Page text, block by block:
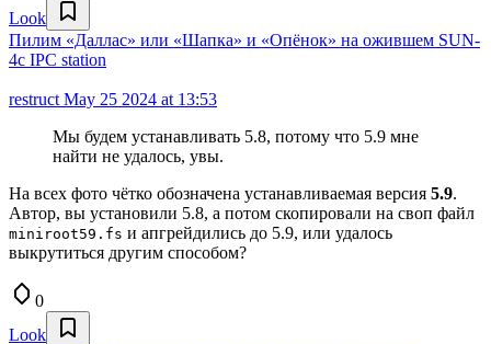
Look
Пилим «Даллас» или «Шапка» и «Опёнок» на ожившем SUN-
4c IPC station
restruct May 25 2024 at 13:53
Мы будем устанавливать 5.8, потому что 5.9 мне
найти не удалось, увы.
На всех фото чётко обозначена устанавливаемая версия 5.9.
Автор, вы установили 5.8, а потом скопировали на своп файл
miniroot59.fs и апгрейдились до 5.9, или удалось
выкрутиться другим способом?
0
Look